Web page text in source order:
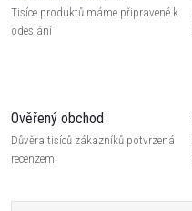
Tisíce produktů máme připravené k
odeslání
Ověřený obchod
Důvěra tisíců zákazníků potvrzená
recenzemi